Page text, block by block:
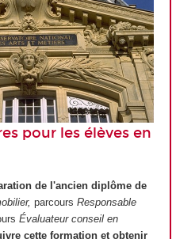
pour les élèves en
de l'ancien diplôme de
parcours Responsable
Évaluateur conseil en
cette formation et obtenir